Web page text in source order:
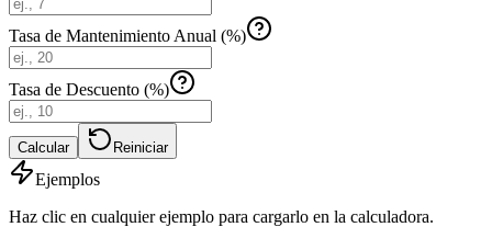
Tasa de Mantenimiento Anual (%)
Tasa de Descuento (%)
Calcular Reiniciar
Ejemplos
Haz clic en cualquier ejemplo para cargarlo en la calculadora.